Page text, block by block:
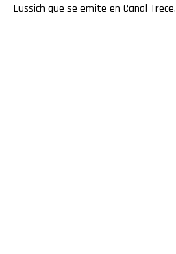
Lussich que se emite en Canal Trece.